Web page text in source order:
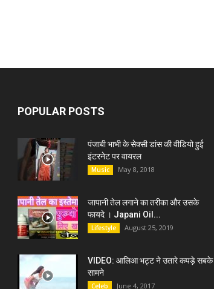
POPULAR POSTS
पंजाबी भाभी के सेक्सी डांस की वीडियो हुई
इंटरनेट पर वायरल
Music May 8, 2018
जापानी तेल लगाने का तरीका और उसके
फायदे । Japani Oil...
Lifestyle August 25, 2019
VIDEO: आलिआ भट्ट ने उतारे कपड़े सबके
सामने
Celeb June 4, 2017